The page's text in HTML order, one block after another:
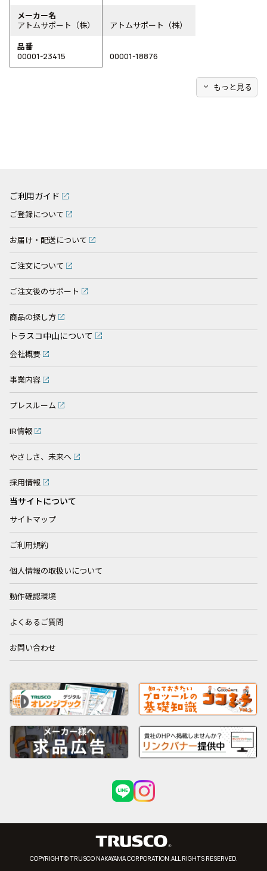
メーカー名
アトムサポート（株）
アトムサポート（株）
品番
00001-23415
00001-18876
expand_more もっと見る
ご利用ガイド
ご登録について
お届け・配送について
ご注文について
ご注文後のサポート
商品の探し方
トラスコ中山について
会社概要
事業内容
プレスルーム
IR情報
やさしさ、未来へ
採用情報
当サイトについて
サイトマップ
ご利用規約
個人情報の取扱いについて
動作確認環境
よくあるご質問
お問い合わせ
COPYRIGHT© TRUSCO NAKAYAMA CORPORATION.ALL RIGHTS RESERVED.